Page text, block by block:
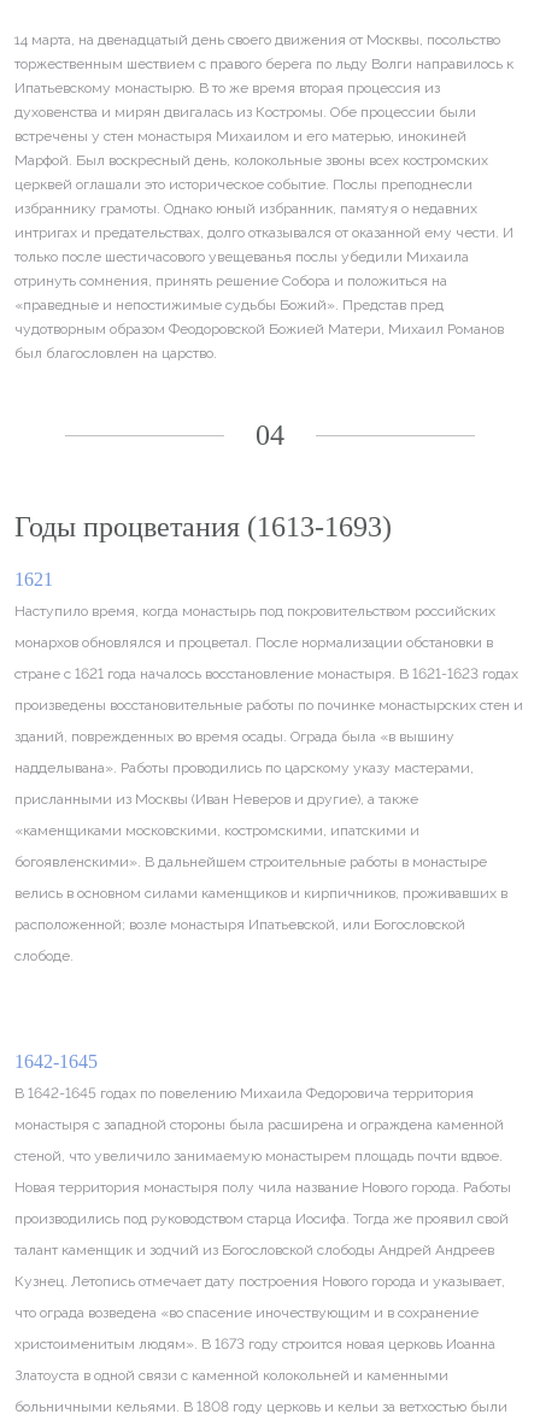
14 марта, на двенадцатый день своего движения от Москвы, посольство
торжественным шествием с правого берега по льду Волги направилось к
Ипатьевскому монастырю. В то же время вторая процессия из
духовенства и мирян двигалась из Костромы. Обе процессии были
встречены у стен монастыря Михаилом и его матерью, инокиней
Марфой. Был воскресный день, колокольные звоны всех костромских
церквей оглашали это историческое событие. Послы преподнесли
избраннику грамоты. Однако юный избранник, памятуя о недавних
интригах и предательствах, долго отказывался от оказанной ему чести. И
только после шестичасового увещеванья послы убедили Михаила
отринуть сомнения, принять решение Собора и положиться на
«праведные и непостижимые судьбы Божий». Представ пред
чудотворным образом Феодоровской Божией Матери, Михаил Романов
был благословлен на царство.
04
Годы процветания (1613-1693)
1621
Наступило время, когда монастырь под покровительством российских
монархов обновлялся и процветал. После нормализации обстановки в
стране с 1621 года началось восстановление монастыря. В 1621-1623 годах
произведены восстановительные работы по починке монастырских стен и
зданий, поврежденных во время осады. Ограда была «в вышину
надделывана». Работы проводились по царскому указу мастерами,
присланными из Москвы (Иван Неверов и другие), а также
«каменщиками московскими, костромскими, ипатскими и
богоявленскими». В дальнейшем строительные работы в монастыре
велись в основном силами каменщиков и кирпичников, проживавших в
расположенной; возле монастыря Ипатьевской, или Богословской
слободе.
1642-1645
В 1642-1645 годах по повелению Михаила Федоровича территория
монастыря с западной стороны была расширена и ограждена каменной
стеной, что увеличило занимаемую монастырем площадь почти вдвое.
Новая территория монастыря полу чила название Нового города. Работы
производились под руководством старца Иосифа. Тогда же проявил свой
талант каменщик и зодчий из Богословской слободы Андрей Андреев
Кузнец. Летопись отмечает дату построения Нового города и указывает,
что ограда возведена «во спасение иночествующим и в сохранение
христоименитым людям». В 1673 году строится новая церковь Иоанна
Златоуста в одной связи с каменной колокольней и каменными
больничными кельями. В 1808 году церковь и кельи за ветхостью были